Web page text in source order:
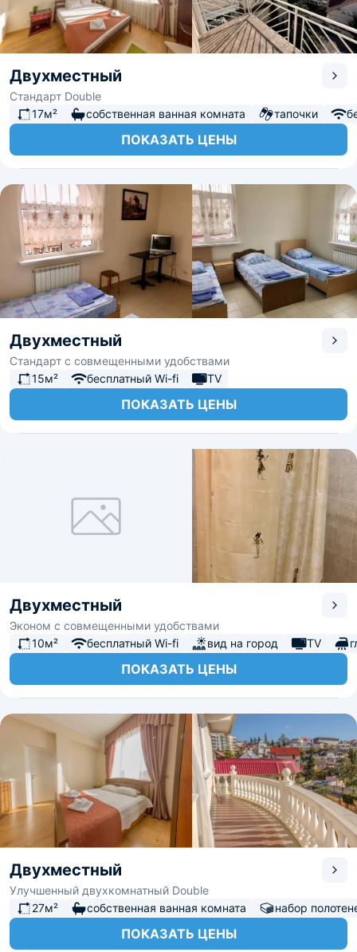
Двухместный
Стандарт Double
17м²
собственная ванная комната тапочки
ПОКАЗАТЬ ЦЕНЫ
Двухместный
Стандарт с совмещенными удобствами
15м²
бесплатный Wi-fi TV
ПОКАЗАТЬ ЦЕНЫ
Двухместный
Эконом с совмещенными удобствами
10м²
бесплатный Wi-fi вид на город TV
ПОКАЗАТЬ ЦЕНЫ
Двухместный
Улучшенный двухкомнатный Double
27м²
собственная ванная комната набор
ПОКАЗАТЬ ЦЕНЫ